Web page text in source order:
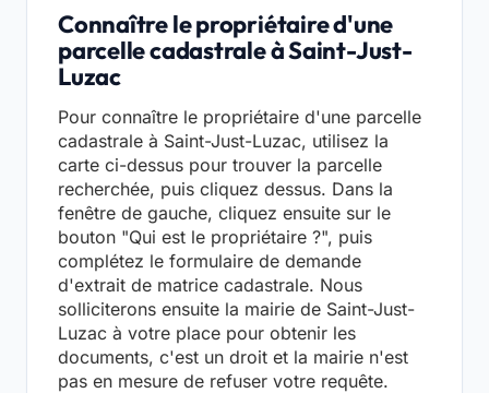
Connaître le propriétaire d'une
parcelle cadastrale à Saint-Just-
Luzac
Pour connaître le propriétaire d'une parcelle
cadastrale à Saint-Just-Luzac, utilisez la
carte ci-dessus pour trouver la parcelle
recherchée, puis cliquez dessus. Dans la
fenêtre de gauche, cliquez ensuite sur le
bouton "Qui est le propriétaire ?", puis
complétez le formulaire de demande
d'extrait de matrice cadastrale. Nous
solliciterons ensuite la mairie de Saint-Just-
Luzac à votre place pour obtenir les
documents, c'est un droit et la mairie n'est
pas en mesure de refuser votre requête.